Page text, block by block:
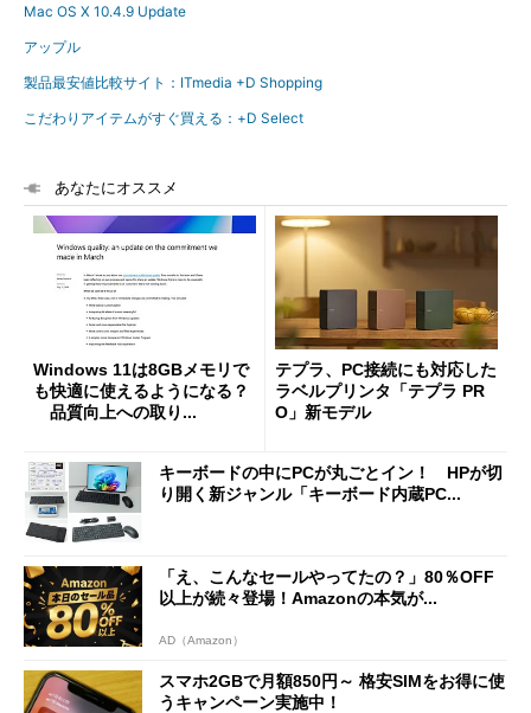
Mac OS X 10.4.9 Update
アップル
製品最安値比較サイト：ITmedia +D Shopping
こだわりアイテムがすぐ買える：+D Select
あなたにオススメ
Windows 11は8GBメモリで
も快適に使えるようになる？
品質向上への取り...
テプラ、PC接続にも対応した
ラベルプリンタ「テプラ PR
O」新モデル
キーボードの中にPCが丸ごとイン！ HPが切
り開く新ジャンル「キーボード内蔵PC...
「え、こんなセールやってたの？」80％OFF
以上が続々登場！Amazonの本気が...
AD（Amazon）
スマホ2GBで月額850円～ 格安SIMをお得に使
うキャンペーン実施中！